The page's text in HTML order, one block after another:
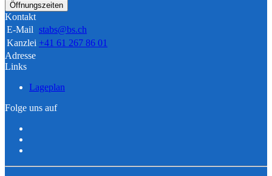
Öffnungszeiten
Kontakt
E-Mail stabs@bs.ch
Kanzlei +41 61 267 86 01
Adresse
Links
Lageplan
Folge uns auf